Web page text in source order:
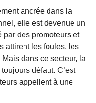
ancrée dans la
elle est devenue un
par des promoteurs et
attirent les foules, les
dans ce secteur, la
défaut. C’est
appellent à une